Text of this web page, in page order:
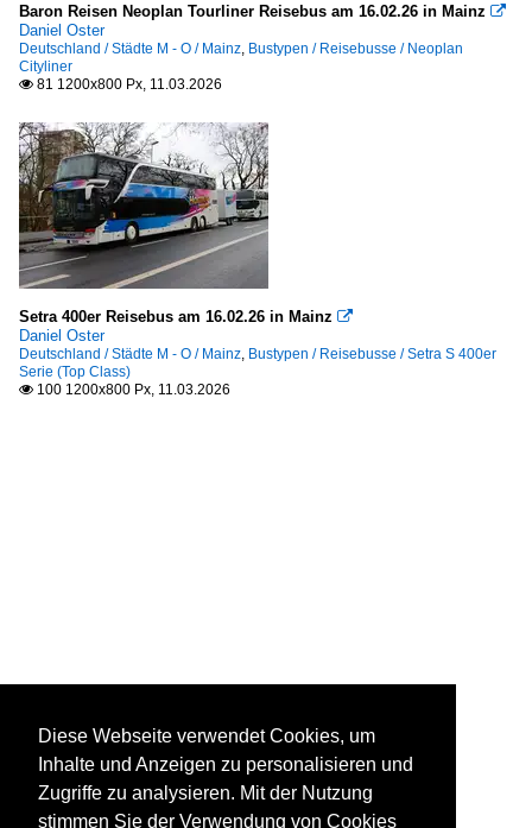
Baron Reisen Neoplan Tourliner Reisebus am 16.02.26 in Mainz 
Daniel Oster
Deutschland / Städte M - O / Mainz, Bustypen / Reisebusse / Neoplan
Cityliner
 81 1200x800 Px, 11.03.2026
Setra 400er Reisebus am 16.02.26 in Mainz 
Daniel Oster
Deutschland / Städte M - O / Mainz, Bustypen / Reisebusse / Setra S 400er
Serie (Top Class)
 100 1200x800 Px, 11.03.2026
Diese Webseite verwendet Cookies, um
Inhalte und Anzeigen zu personalisieren und
Zugriffe zu analysieren. Mit der Nutzung
stimmen Sie der Verwendung von Cookies